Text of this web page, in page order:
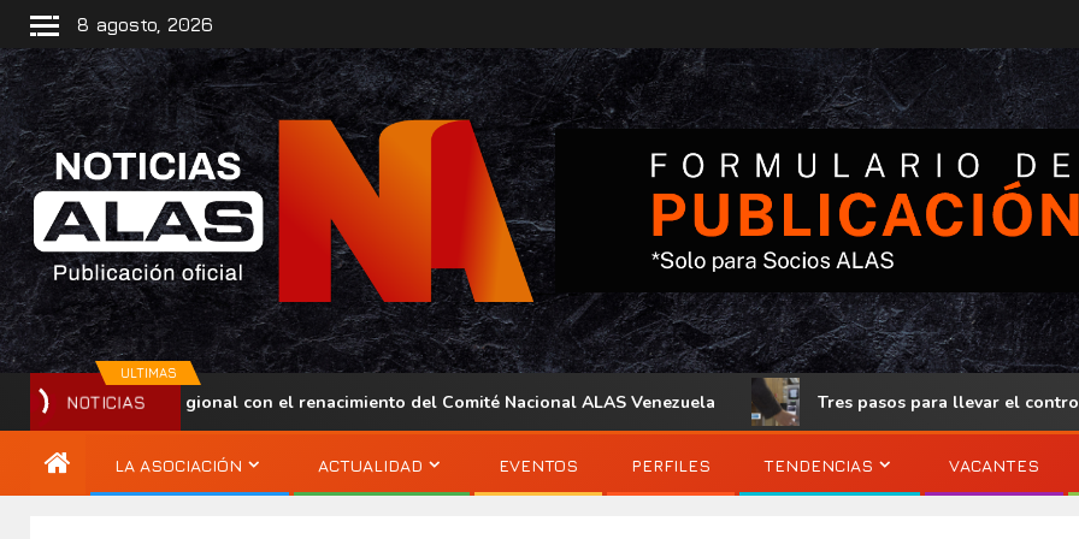
8 agosto, 2026
ULTIMAS
NOTICIAS
regional con el renacimiento del Comité Nacional ALAS Venezuela Tres pasos para llevar el control de
LA ASOCIACIÓN ACTUALIDAD EVENTOS PERFILES TENDENCIAS VACANTES